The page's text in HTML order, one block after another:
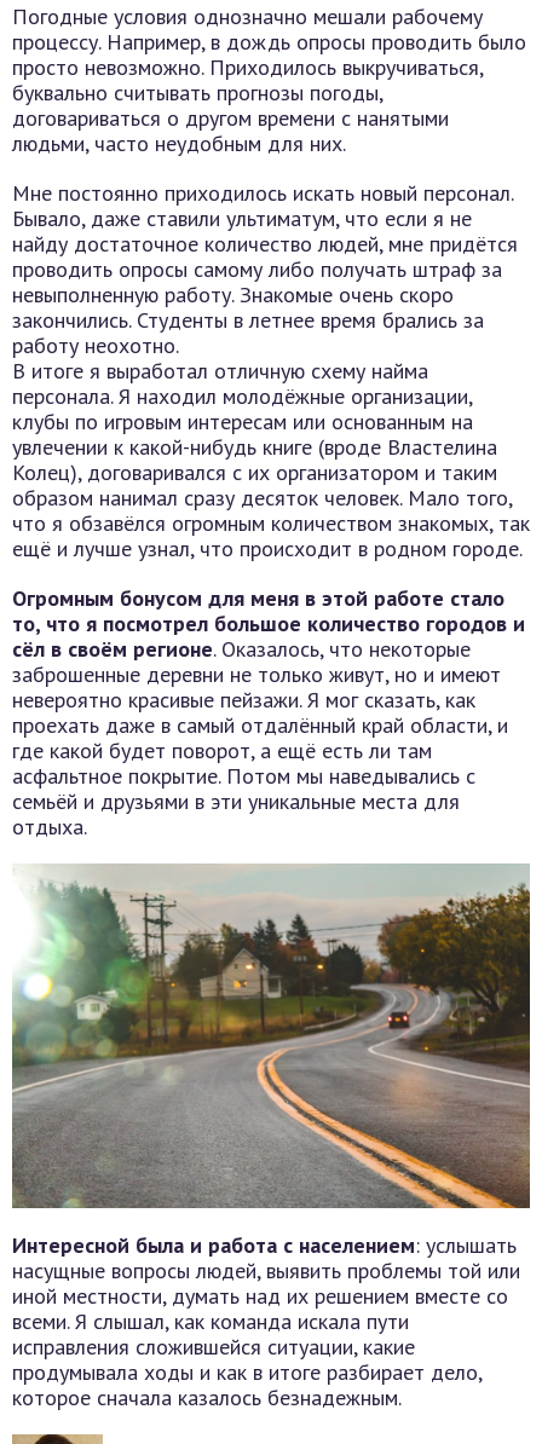
Погодные условия однозначно мешали рабочему
процессу. Например, в дождь опросы проводить было
просто невозможно. Приходилось выкручиваться,
буквально считывать прогнозы погоды,
договариваться о другом времени с нанятыми
людьми, часто неудобным для них.
Мне постоянно приходилось искать новый персонал.
Бывало, даже ставили ультиматум, что если я не
найду достаточное количество людей, мне придётся
проводить опросы самому либо получать штраф за
невыполненную работу. Знакомые очень скоро
закончились. Студенты в летнее время брались за
работу неохотно.
В итоге я выработал отличную схему найма
персонала. Я находил молодёжные организации,
клубы по игровым интересам или основанным на
увлечении к какой-нибудь книге (вроде Властелина
Колец), договаривался с их организатором и таким
образом нанимал сразу десяток человек. Мало того,
что я обзавёлся огромным количеством знакомых, так
ещё и лучше узнал, что происходит в родном городе.
Огромным бонусом для меня в этой работе стало
то, что я посмотрел большое количество городов и
сёл в своём регионе. Оказалось, что некоторые
заброшенные деревни не только живут, но и имеют
невероятно красивые пейзажи. Я мог сказать, как
проехать даже в самый отдалённый край области, и
где какой будет поворот, а ещё есть ли там
асфальтное покрытие. Потом мы наведывались с
семьёй и друзьями в эти уникальные места для
отдыха.
Интересной была и работа с населением: услышать
насущные вопросы людей, выявить проблемы той или
иной местности, думать над их решением вместе со
всеми. Я слышал, как команда искала пути
исправления сложившейся ситуации, какие
продумывала ходы и как в итоге разбирает дело,
которое сначала казалось безнадежным.